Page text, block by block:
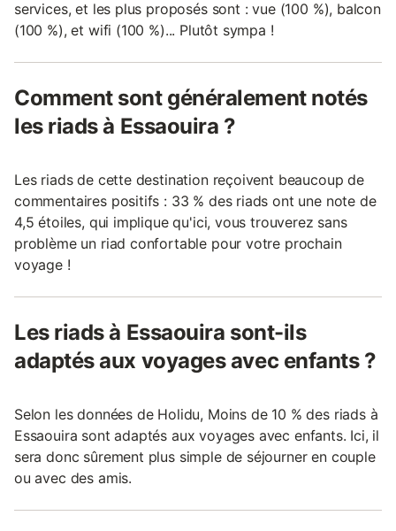
services, et les plus proposés sont : vue (100 %), balcon
(100 %), et wifi (100 %)... Plutôt sympa !
Comment sont généralement notés
les riads à Essaouira ?
Les riads de cette destination reçoivent beaucoup de
commentaires positifs : 33 % des riads ont une note de
4,5 étoiles, qui implique qu'ici, vous trouverez sans
problème un riad confortable pour votre prochain
voyage !
Les riads à Essaouira sont-ils
adaptés aux voyages avec enfants ?
Selon les données de Holidu, Moins de 10 % des riads à
Essaouira sont adaptés aux voyages avec enfants. Ici, il
sera donc sûrement plus simple de séjourner en couple
ou avec des amis.